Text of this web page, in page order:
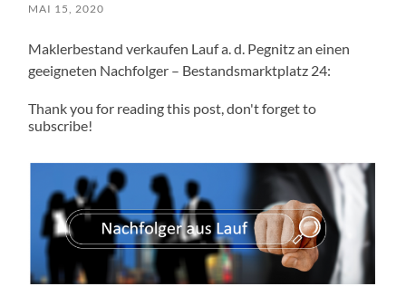
MAI 15, 2020
Maklerbestand verkaufen Lauf a. d. Pegnitz an einen
geeigneten Nachfolger – Bestandsmarktplatz 24:
Thank you for reading this post, don't forget to
subscribe!